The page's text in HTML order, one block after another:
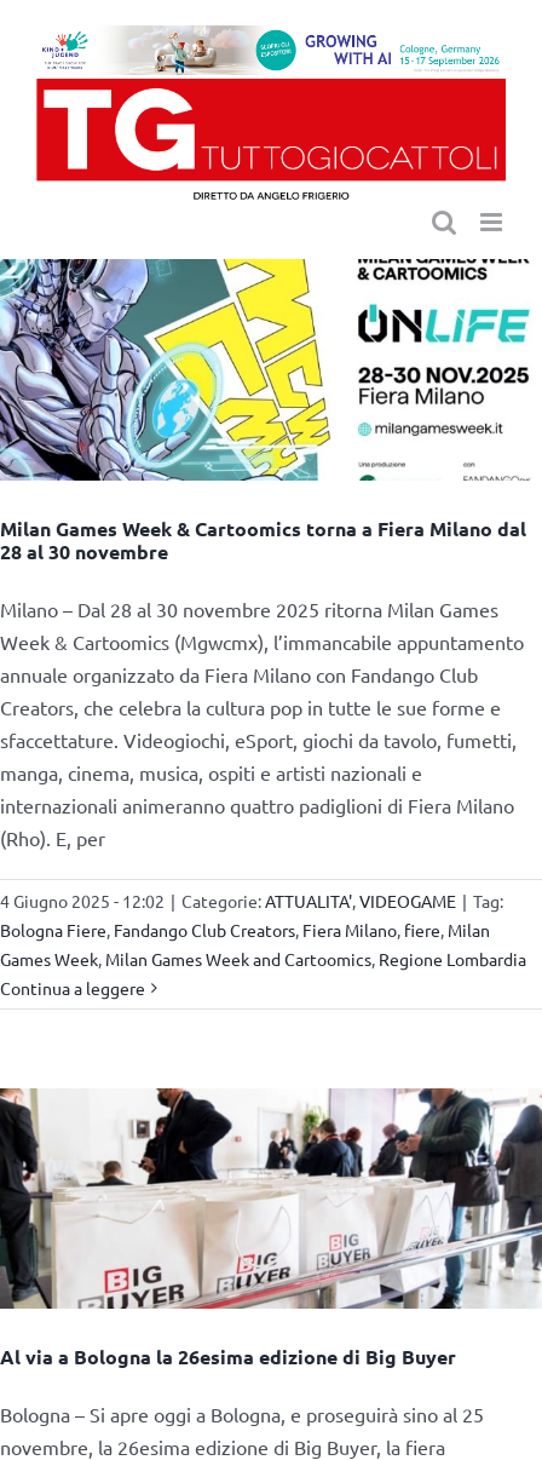
contenuto
Milan Games Week & Cartoomics torna a Fiera Milano dal
28 al 30 novembre
Milano – Dal 28 al 30 novembre 2025 ritorna Milan Games
Week & Cartoomics (Mgwcmx), l’immancabile appuntamento
annuale organizzato da Fiera Milano con Fandango Club
Creators, che celebra la cultura pop in tutte le sue forme e
sfaccettature. Videogiochi, eSport, giochi da tavolo, fumetti,
manga, cinema, musica, ospiti e artisti nazionali e
internazionali animeranno quattro padiglioni di Fiera Milano
(Rho). E, per
4 Giugno 2025 - 12:02 | Categorie: ATTUALITA' VIDEOGAME | Tag:
Bologna Fiere Fandango Club Creators Fiera Milano fiere Milan
Games Week Milan Games Week and Cartoomics Regione Lombardia
Continua a leggere
Al via a Bologna la 26esima edizione di Big Buyer
Bologna – Si apre oggi a Bologna, e proseguirà sino al 25
novembre, la 26esima edizione di Big Buyer, la fiera